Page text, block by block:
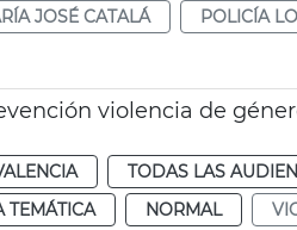
JOSÉ CATALÁ POLICÍA
violencia de
TODAS LAS
TEMÁTICA NORMAL